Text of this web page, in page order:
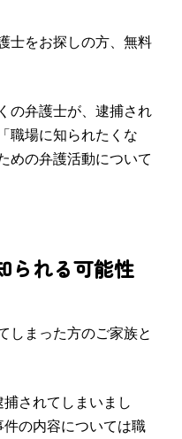
士をお探しの方、無料
の弁護士が、逮捕され
職場に知られたくな
めの弁護活動について
られる可能性
しまった方のご家族と
されてしまいまし
の内容については職